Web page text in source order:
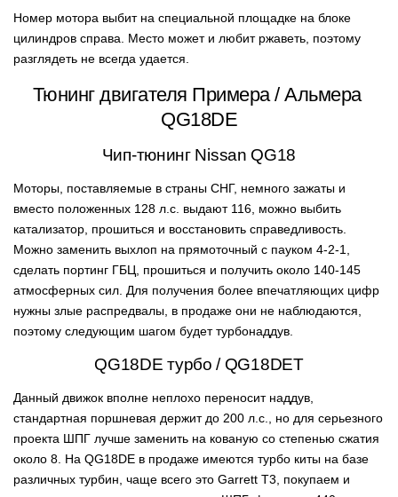
Номер мотора выбит на специальной площадке на блоке
цилиндров справа. Место может и любит ржаветь, поэтому
разглядеть не всегда удается.
Тюнинг двигателя Примера / Альмера
QG18DE
Чип-тюнинг Nissan QG18
Моторы, поставляемые в страны СНГ, немного зажаты и
вместо положенных 128 л.с. выдают 116, можно выбить
катализатор, прошиться и восстановить справедливость.
Можно заменить выхлоп на прямоточный с пауком 4-2-1,
сделать портинг ГБЦ, прошиться и получить около 140-145
атмосферных сил. Для получения более впечатляющих цифр
нужны злые распредвалы, в продаже они не наблюдаются,
поэтому следующим шагом будет турбонаддув.
QG18DE турбо / QG18DET
Данный движок вполне неплохо переносит наддув,
стандартная поршневая держит до 200 л.с., но для серьезного
проекта ШПГ лучше заменить на кованую со степенью сжатия
около 8. На QG18DE в продаже имеются турбо киты на базе
различных турбин, чаще всего это Garrett T3, покупаем и